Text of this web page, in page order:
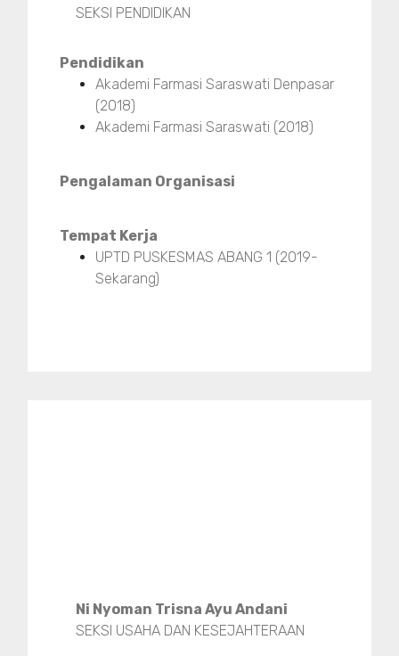
SEKSI PENDIDIKAN
Pendidikan
Akademi Farmasi Saraswati Denpasar
(2018)
Akademi Farmasi Saraswati (2018)
Pengalaman Organisasi
Tempat Kerja
UPTD PUSKESMAS ABANG 1 (2019-
Sekarang)
Ni Nyoman Trisna Ayu Andani
SEKSI USAHA DAN KESEJAHTERAAN